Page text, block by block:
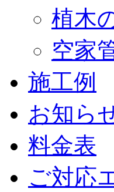
植木
空家
施工例
お知ら
料金表
ご対応